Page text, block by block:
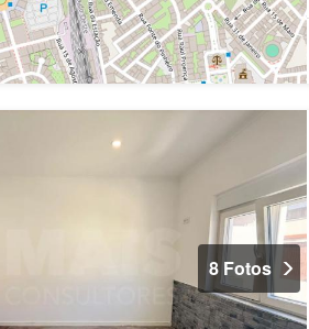
8 Fotos